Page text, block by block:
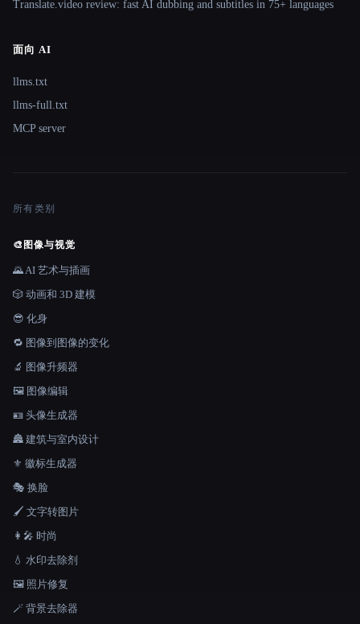
Translate.video review: fast AI dubbing and subtitles in 75+ languages
面向 AI
llms.txt
llms-full.txt
MCP server
所有类别
🎨 图像与视觉
🌄 AI 艺术与插画
🎲 动画和 3D 建模
😎 化身
🔁 图像到图像的变化
🔬 图像升频器
🖼️ 图像编辑
🪪 头像生成器
🏯 建筑与室内设计
⚜️ 徽标生成器
🎭 换脸
🖌️ 文字转图片
👩‍🎤 时尚
💧 水印去除剂
🖼️ 照片修复
🪄 背景去除器